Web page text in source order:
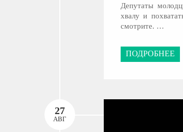
Депутаты
хвалу и
смотрите. …
ПОДРОБНЕЕ
27
АВГ